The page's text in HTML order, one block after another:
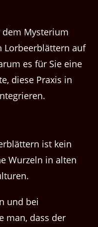
Mysterium
Lorbeerblättern auf
es für Sie eine
diese Praxis in
ist kein
Wurzeln in alten
und bei
man, dass der